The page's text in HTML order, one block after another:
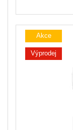
Akce
Výprodej